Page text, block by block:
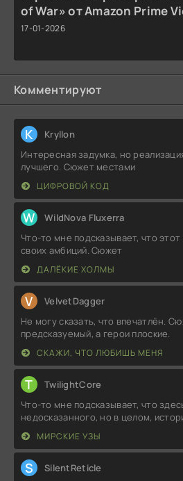
of War» от Amazon Prime
17-01-2026
Комментируют
K Kryllon
Интересная задумка, но
лучшего. Сюжет местами
ЦИФРОВОЙ КОД
W WildNova Fluxerra
Что-то мне подсказывает, что
своих амбиций. Сюжет
ДАЛЁКИЕ ХОЛМЫ
V VelvetDagger
Не могу сказать, что впечатлён.
предсказуемый, а герои плоские.
СКАЖИ, ЧТО ЛЮБИШЬ МЕНЯ
T TwilightCore
Что-то мне подсказывает, что
недосказанного, но в целом,
МИРСКИЕ УЗЫ
S SilentReticle